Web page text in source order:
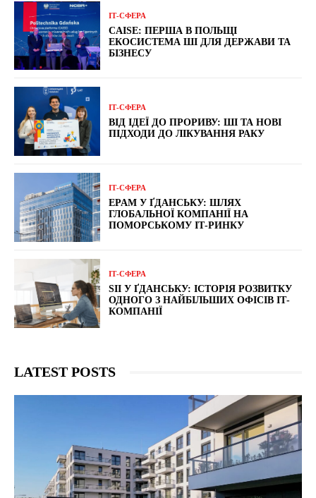
ІТ-СФЕРА
CAISE: ПЕРША В ПОЛЬЩІ
ЕКОСИСТЕМА ШІ ДЛЯ ДЕРЖАВИ ТА
БІЗНЕСУ
ІТ-СФЕРА
ВІД ІДЕЇ ДО ПРОРИВУ: ШІ ТА НОВІ
ПІДХОДИ ДО ЛІКУВАННЯ РАКУ
ІТ-СФЕРА
EPAM У ҐДАНСЬКУ: ШЛЯХ
ГЛОБАЛЬНОЇ КОМПАНІЇ НА
ПОМОРСЬКОМУ ІТ-РИНКУ
ІТ-СФЕРА
SII У ҐДАНСЬКУ: ІСТОРІЯ РОЗВИТКУ
ОДНОГО З НАЙБІЛЬШИХ ОФІСІВ ІТ-
КОМПАНІЇ
LATEST POSTS